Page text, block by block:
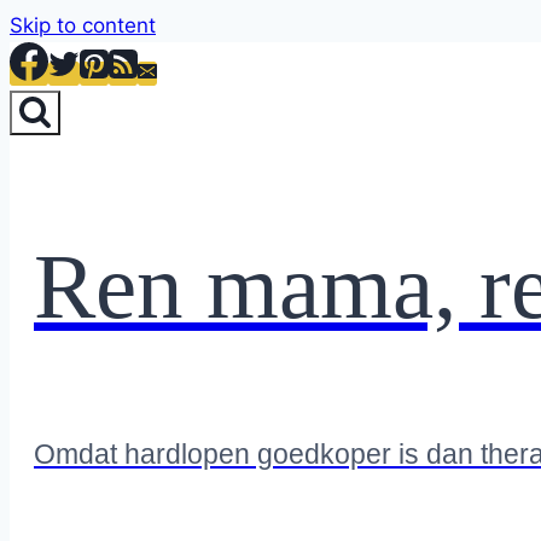
Skip to content
Ren mama,
Omdat hardlopen goedkoper is dan